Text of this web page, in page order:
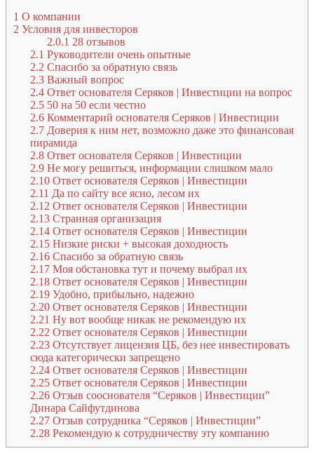
1 О компании
2 Условия для инвесторов
2.0.1 28 отзывов
2.1 Руководители очень опытные
2.2 Спасибо за обратную связь
2.3 Важный вопрос
2.4 Ответ основателя Серяков | Инвестиции на вопрос
2.5 50 на 50 если честно
2.6 Комментарий основателя Серяков | Инвестиции
2.7 Доверия к ним нет, возможно даже это финансовая
пирамида
2.8 Ответ основателя Серяков | Инвестиции
2.9 Не могу решиться, информации слишком мало
2.10 Ответ основателя Серяков | Инвестиции
2.11 Да по сайту все ясно, лесом их
2.12 Ответ основателя Серяков | Инвестиции
2.13 Странная организация
2.14 Ответ основателя Серяков | Инвестиции
2.15 Низкие риски + высокая доходность
2.16 Спасибо за обратную связь
2.17 Моя обстановка тут и почему выбрал их
2.18 Ответ основателя Серяков | Инвестиции
2.19 Удобно, прибыльно, надежно
2.20 Ответ основателя Серяков | Инвестиции
2.21 Ну вот вообще никак не рекомендую их
2.22 Ответ основателя Серяков | Инвестиции
2.23 Отсутствует лицензия ЦБ, без нее инвестировать
сюда категорически запрещено
2.24 Ответ основателя Серяков | Инвестиции
2.25 Ответ основателя Серяков | Инвестиции
2.26 Отзыв сооснователя “Серяков | Инвестиции”
Динара Сайфутдинова
2.27 Отзыв сотрудника “Серяков | Инвестиции”
2.28 Рекомендую к сотрудничеству эту компанию